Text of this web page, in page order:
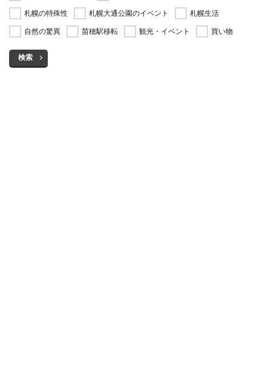
札幌の特殊性
札幌大通公園のイベント
札幌生活
自然の驚異
苗穂駅移転 観光・イベント 買い物
検索